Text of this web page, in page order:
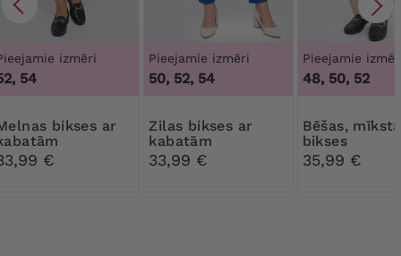
izmēri
54
ar
€
Pieejamie izmēri
50, 52, 54
Zilas bikses ar
kabatām
33,99 €
Pieejamie
48, 50, 52
Bēšas, mīkstas
bikses
35,99 €